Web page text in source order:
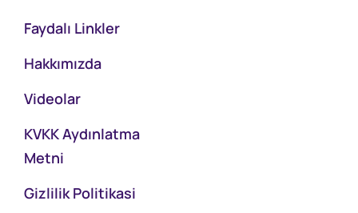
Faydalı Linkler
Hakkımızda
Videolar
KVKK Aydınlatma
Metni
Gizlilik Politikasi